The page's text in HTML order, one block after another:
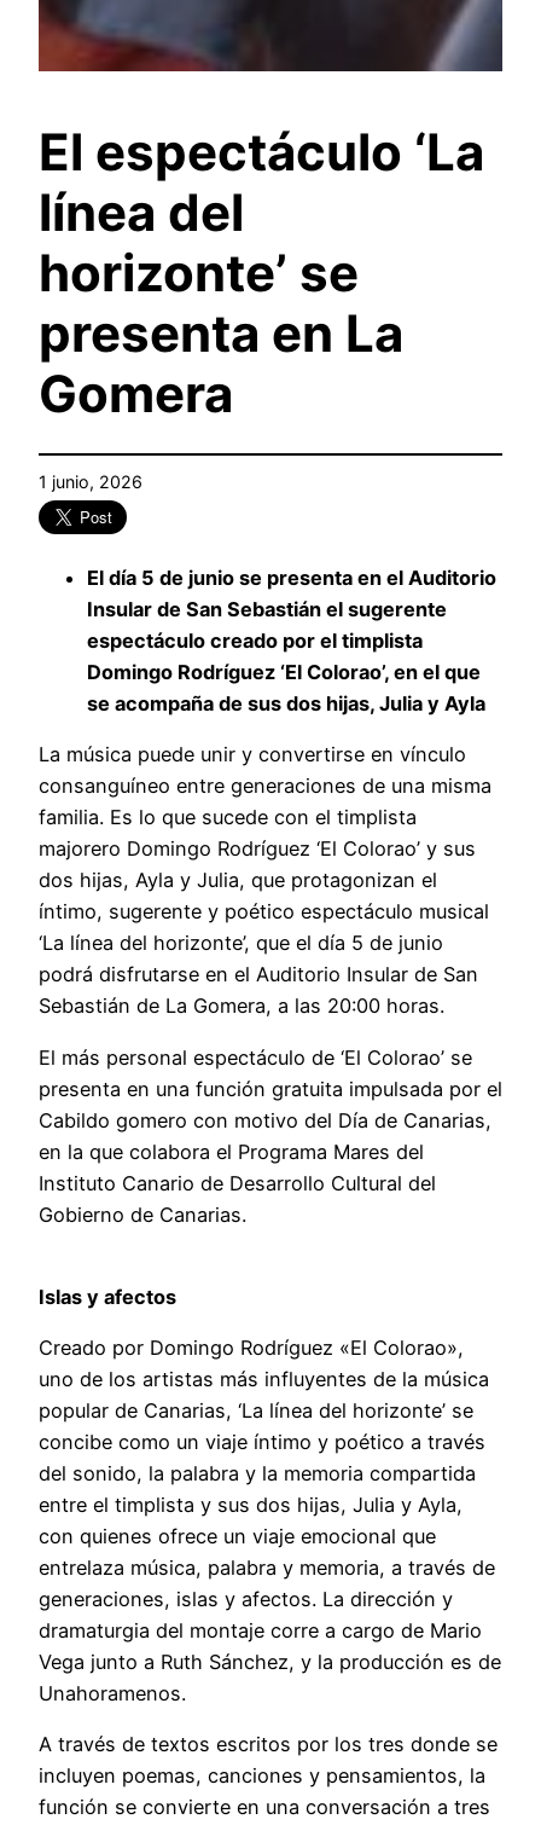
El espectáculo ‘La
línea del
horizonte’ se
presenta en La
Gomera
1 junio, 2026
El día 5 de junio se presenta en el Auditorio
Insular de San Sebastián el sugerente
espectáculo creado por el timplista
Domingo Rodríguez ‘El Colorao’, en el que
se acompaña de sus dos hijas, Julia y Ayla
La música puede unir y convertirse en vínculo
consanguíneo entre generaciones de una misma
familia. Es lo que sucede con el timplista
majorero Domingo Rodríguez ‘El Colorao’ y sus
dos hijas, Ayla y Julia, que protagonizan el
íntimo, sugerente y poético espectáculo musical
‘La línea del horizonte’, que el día 5 de junio
podrá disfrutarse en el Auditorio Insular de San
Sebastián de La Gomera, a las 20:00 horas.
El más personal espectáculo de ‘El Colorao’ se
presenta en una función gratuita impulsada por el
Cabildo gomero con motivo del Día de Canarias,
en la que colabora el Programa Mares del
Instituto Canario de Desarrollo Cultural del
Gobierno de Canarias.
Islas y afectos
Creado por Domingo Rodríguez «El Colorao»,
uno de los artistas más influyentes de la música
popular de Canarias, ‘La línea del horizonte’ se
concibe como un viaje íntimo y poético a través
del sonido, la palabra y la memoria compartida
entre el timplista y sus dos hijas, Julia y Ayla,
con quienes ofrece un viaje emocional que
entrelaza música, palabra y memoria, a través de
generaciones, islas y afectos. La dirección y
dramaturgia del montaje corre a cargo de Mario
Vega junto a Ruth Sánchez, y la producción es de
Unahoramenos.
A través de textos escritos por los tres donde se
incluyen poemas, canciones y pensamientos, la
función se convierte en una conversación a tres